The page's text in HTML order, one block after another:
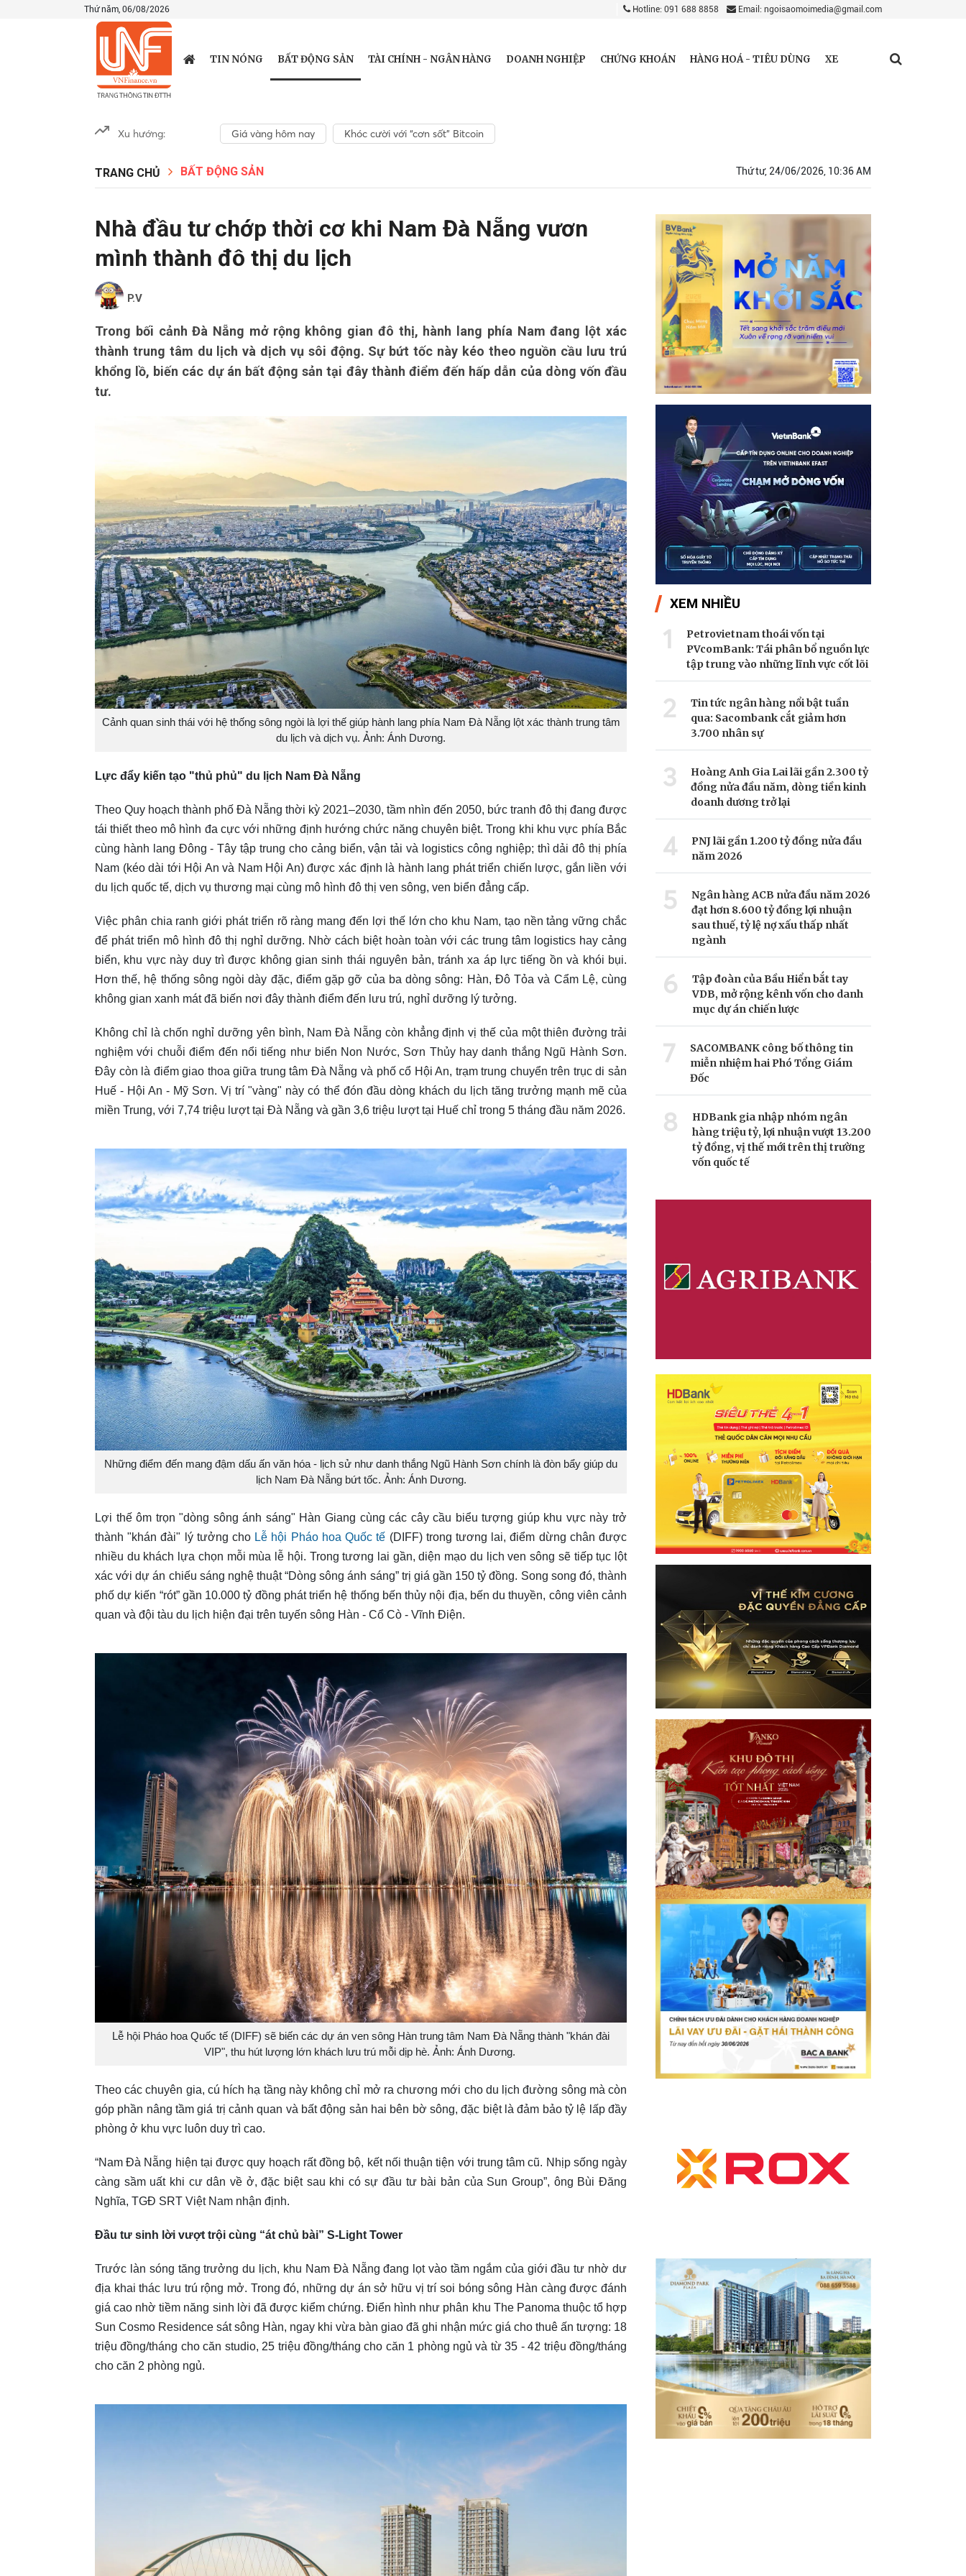
Thứ năm, 06/08/2026 Hotline: 091 688 8858 Email: ngoisaomoimedia@gmail.com
TIN NÓNG BẤT ĐỘNG SẢN TÀI CHÍNH - NGÂN HÀNG DOANH NGHIỆP CHỨNG KHOÁN HÀNG HOÁ - TIÊU DÙNG XE
Xu hướng: Giá vàng hôm nay Khóc cười với “cơn sốt” Bitcoin
TRANG CHỦ BẤT ĐỘNG SẢN Thứ tư, 24/06/2026, 10:36 AM
Nhà đầu tư chớp thời cơ khi Nam Đà Nẵng vươn
mình thành đô thị du lịch
P.V
Trong bối cảnh Đà Nẵng mở rộng không gian đô thị, hành lang phía Nam đang lột xác
thành trung tâm du lịch và dịch vụ sôi động. Sự bứt tốc này kéo theo nguồn cầu lưu trú
khổng lồ, biến các dự án bất động sản tại đây thành điểm đến hấp dẫn của dòng vốn đầu
tư.
Cảnh quan sinh thái với hệ thống sông ngòi là lợi thế giúp hành lang phía Nam Đà Nẵng lột xác thành trung tâm
du lịch và dịch vụ. Ảnh: Ánh Dương.
Lực đẩy kiến tạo "thủ phủ" du lịch Nam Đà Nẵng
Theo Quy hoạch thành phố Đà Nẵng thời kỳ 2021–2030, tầm nhìn đến 2050, bức tranh đô thị đang được
tái thiết theo mô hình đa cực với những định hướng chức năng chuyên biệt. Trong khi khu vực phía Bắc
cùng hành lang Đông - Tây tập trung cho cảng biển, vận tải và logistics công nghiệp; thì dải đô thị phía
Nam (kéo dài tới Hội An và Nam Hội An) được xác định là hành lang phát triển chiến lược, gắn liền với
du lịch quốc tế, dịch vụ thương mại cùng mô hình đô thị ven sông, ven biển đẳng cấp.
Việc phân chia ranh giới phát triển rõ ràng mang đến lợi thế lớn cho khu Nam, tạo nền tảng vững chắc
để phát triển mô hình đô thị nghỉ dưỡng. Nhờ cách biệt hoàn toàn với các trung tâm logistics hay cảng
biển, khu vực này duy trì được không gian sinh thái nguyên bản, tránh xa áp lực tiếng ồn và khói bụi.
Hơn thế, hệ thống sông ngòi dày đặc, điểm gặp gỡ của ba dòng sông: Hàn, Đô Tỏa và Cẩm Lệ, cùng
không gian xanh mát đã biến nơi đây thành điểm đến lưu trú, nghỉ dưỡng lý tưởng.
Không chỉ là chốn nghỉ dưỡng yên bình, Nam Đà Nẵng còn khẳng định vị thế của một thiên đường trải
nghiệm với chuỗi điểm đến nổi tiếng như biển Non Nước, Sơn Thủy hay danh thắng Ngũ Hành Sơn.
Đây còn là điểm giao thoa giữa trung tâm Đà Nẵng và phố cổ Hội An, trạm trung chuyển trên trục di sản
Huế - Hội An - Mỹ Sơn. Vị trí "vàng" này có thể đón đầu dòng khách du lịch tăng trưởng mạnh mẽ của
miền Trung, với 7,74 triệu lượt tại Đà Nẵng và gần 3,6 triệu lượt tại Huế chỉ trong 5 tháng đầu năm 2026.
Những điểm đến mang đậm dấu ấn văn hóa - lịch sử như danh thắng Ngũ Hành Sơn chính là đòn bẩy giúp du
lịch Nam Đà Nẵng bứt tốc. Ảnh: Ánh Dương.
Lợi thế ôm trọn "dòng sông ánh sáng" Hàn Giang cùng các cây cầu biểu tượng giúp khu vực này trở
thành "khán đài" lý tưởng cho Lễ hội Pháo hoa Quốc tế (DIFF) trong tương lai, điểm dừng chân được
nhiều du khách lựa chọn mỗi mùa lễ hội. Trong tương lai gần, diện mạo du lịch ven sông sẽ tiếp tục lột
xác với dự án chiếu sáng nghệ thuật “Dòng sông ánh sáng” trị giá gần 150 tỷ đồng. Song song đó, thành
phố dự kiến “rót” gần 10.000 tỷ đồng phát triển hệ thống bến thủy nội địa, bến du thuyền, công viên cảnh
quan và đội tàu du lịch hiện đại trên tuyến sông Hàn - Cổ Cò - Vĩnh Điện.
Lễ hội Pháo hoa Quốc tế (DIFF) sẽ biến các dự án ven sông Hàn trung tâm Nam Đà Nẵng thành "khán đài
VIP", thu hút lượng lớn khách lưu trú mỗi dịp hè. Ảnh: Ánh Dương.
Theo các chuyên gia, cú hích hạ tầng này không chỉ mở ra chương mới cho du lịch đường sông mà còn
góp phần nâng tầm giá trị cảnh quan và bất động sản hai bên bờ sông, đặc biệt là đảm bảo tỷ lệ lấp đầy
phòng ở khu vực luôn duy trì cao.
“Nam Đà Nẵng hiện tại được quy hoạch rất đồng bộ, kết nối thuận tiện với trung tâm cũ. Nhịp sống ngày
càng sầm uất khi cư dân về ở, đặc biệt sau khi có sự đầu tư bài bản của Sun Group”, ông Bùi Đăng
Nghĩa, TGĐ SRT Việt Nam nhận định.
Đầu tư sinh lời vượt trội cùng “át chủ bài” S-Light Tower
Trước làn sóng tăng trưởng du lịch, khu Nam Đà Nẵng đang lọt vào tầm ngắm của giới đầu tư nhờ dư
địa khai thác lưu trú rộng mở. Trong đó, những dự án sở hữu vị trí soi bóng sông Hàn càng được đánh
giá cao nhờ tiềm năng sinh lời đã được kiểm chứng. Điển hình như phân khu The Panoma thuộc tổ hợp
Sun Cosmo Residence sát sông Hàn, ngay khi vừa bàn giao đã ghi nhận mức giá cho thuê ấn tượng: 18
triệu đồng/tháng cho căn studio, 25 triệu đồng/tháng cho căn 1 phòng ngủ và từ 35 - 42 triệu đồng/tháng
cho căn 2 phòng ngủ.
XEM NHIỀU
1
Petrovietnam thoái vốn tại
PVcomBank: Tái phân bổ nguồn lực
tập trung vào những lĩnh vực cốt lõi
2
Tin tức ngân hàng nổi bật tuần
qua: Sacombank cắt giảm hơn
3.700 nhân sự
3
Hoàng Anh Gia Lai lãi gần 2.300 tỷ
đồng nửa đầu năm, dòng tiền kinh
doanh dương trở lại
4
PNJ lãi gần 1.200 tỷ đồng nửa đầu
năm 2026
5
Ngân hàng ACB nửa đầu năm 2026
đạt hơn 8.600 tỷ đồng lợi nhuận
sau thuế, tỷ lệ nợ xấu thấp nhất
ngành
6
Tập đoàn của Bầu Hiển bắt tay
VDB, mở rộng kênh vốn cho danh
mục dự án chiến lược
7
SACOMBANK công bố thông tin
miễn nhiệm hai Phó Tổng Giám
Đốc
8
HDBank gia nhập nhóm ngân
hàng triệu tỷ, lợi nhuận vượt 13.200
tỷ đồng, vị thế mới trên thị trường
vốn quốc tế